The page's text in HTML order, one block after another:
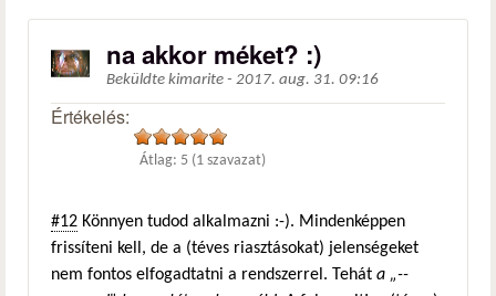
na akkor méket? :)
Beküldte kimarite - 2017. aug. 31. 09:16
Értékelés:
Átlag: 5 (1 szavazat)
#12 Könnyen tudod alkalmazni :-). Mindenképpen
frissíteni kell, de a (téves riasztásokat) jelenségeket
nem fontos elfogadtatni a rendszerrel. Tehát a „--